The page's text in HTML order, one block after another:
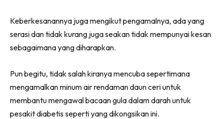
Keberkesanannya juga mengikut pengamalnya, ada yang
serasi dan tidak kurang juga seakan tidak mempunyai kesan
sebagaimana yang diharapkan.
Pun begitu, tidak salah kiranya mencuba sepertimana
mengamalkan minum air rendaman daun ceri untuk
membantu mengawal bacaan gula dalam darah untuk
pesakit diabetis seperti yang dikongsikan ini.